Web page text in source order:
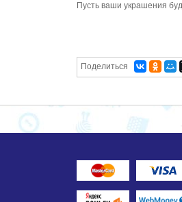
Пусть ваши украшения
Поделиться